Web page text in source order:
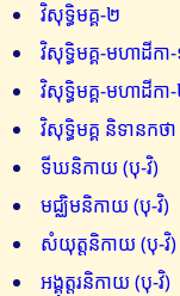
វិសុទ្ធិមគ្គ-២
វិសុទ្ធិមគ្គ-មហាដីកា
វិសុទ្ធិមគ្គ-មហាដីកា
វិសុទ្ធិមគ្គ និទានកថា
ទីឃនិកាយ (បុ-វិ)
មជ្ឈិមនិកាយ (បុ-វិ)
សំយុត្តនិកាយ (បុ-វិ)
អង្គុត្តរនិកាយ (បុ-វិ)